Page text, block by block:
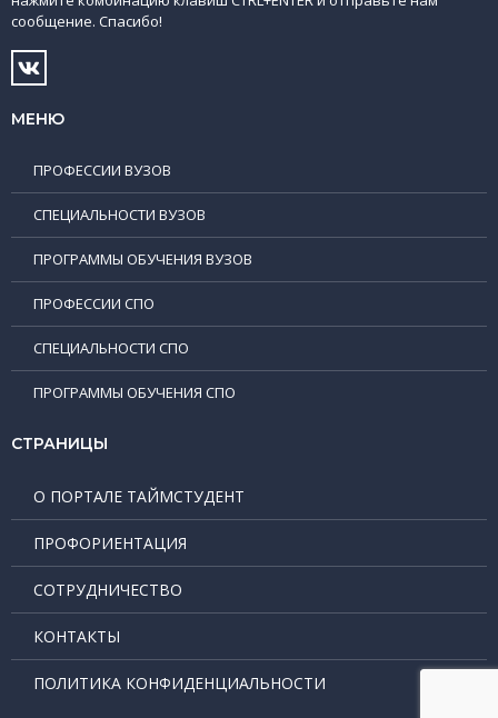
сообщение. Спасибо!
МЕНЮ
ПРОФЕССИИ ВУЗОВ
СПЕЦИАЛЬНОСТИ ВУЗОВ
ПРОГРАММЫ ОБУЧЕНИЯ ВУЗОВ
ПРОФЕССИИ СПО
СПЕЦИАЛЬНОСТИ СПО
ПРОГРАММЫ ОБУЧЕНИЯ СПО
СТРАНИЦЫ
О ПОРТАЛЕ ТАЙМСТУДЕНТ
ПРОФОРИЕНТАЦИЯ
СОТРУДНИЧЕСТВО
КОНТАКТЫ
ПОЛИТИКА КОНФИДЕНЦИАЛЬНОСТИ